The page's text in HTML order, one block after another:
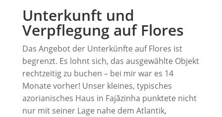
Unterkunft und
Verpflegung auf Flores
Das Angebot der Unterkünfte auf Flores ist
begrenzt. Es lohnt sich, das ausgewählte Objekt
rechtzeitig zu buchen – bei mir war es 14
Monate vorher! Unser kleines, typisches
azorianisches Haus in Fajãzinha punktete nicht
nur mit seiner Lage nahe dem Atlantik,